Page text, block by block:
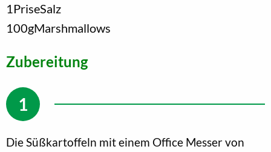
1 PriseSalz
100gMarshmallows
Zubereitung
Die Süßkartoffeln mit einem Office Messer von